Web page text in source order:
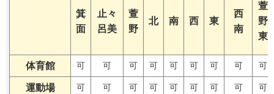
箕
面
止々
呂美
萱
野
北 南 西 東
西
南
萱
野
東
体育館 可 可 可 可 可 可 可 可 可
運動場 可 可 可 可 可 可 可 可 可